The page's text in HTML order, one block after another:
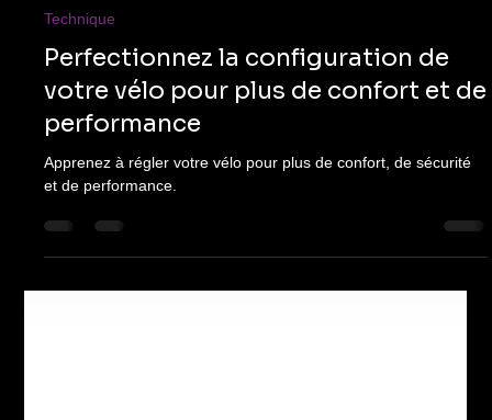
12 janv. 2025
4 min de lecture
Technique
Perfectionnez la configuration de
votre vélo pour plus de confort et de
performance
et de performance.